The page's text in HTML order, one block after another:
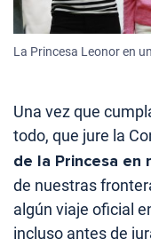
La Princesa Leonor en
Una vez que
todo, que jure la
de la Princesa en
de nuestras
algún viaje oficial
incluso antes de